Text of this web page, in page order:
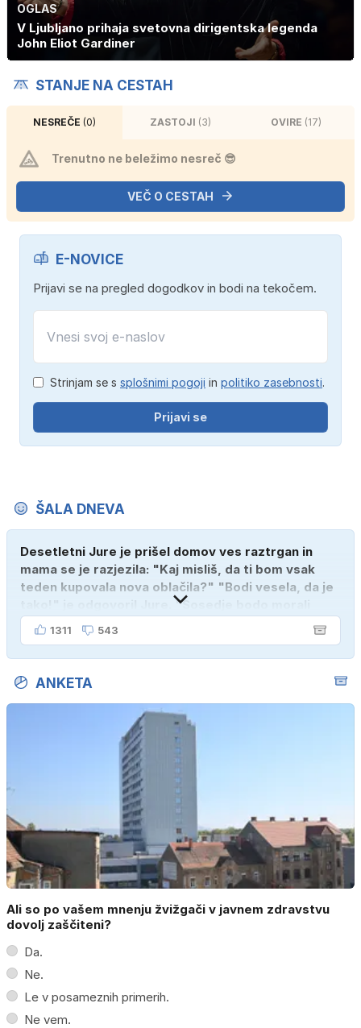
OGLAS
V Ljubljano prihaja svetovna dirigentska legenda
John Eliot Gardiner
STANJE NA CESTAH
NESREČE (0) ZASTOJI (3) OVIRE (17)
Trenutno ne beležimo nesreč 😎
VEČ O CESTAH
E-NOVICE
Prijavi se na pregled dogodkov in bodi na tekočem.
Strinjam se s splošnimi pogoji in politiko zasebnosti.
Prijavi se
ŠALA DNEVA
Desetletni Jure je prišel domov ves raztrgan in
mama se je razjezila: "Kaj misliš, da ti bom vsak
teden kupovala nova oblačila?" "Bodi vesela, da je
tako!" je odgovoril Jure. "Sosedje bodo morali
kupiti novega sina, tako sem ga prebutal!"
1311 543
ANKETA
Ali so po vašem mnenju žvižgači v javnem zdravstvu
dovolj zaščiteni?
Da.
Ne.
Le v posameznih primerih.
Ne vem.